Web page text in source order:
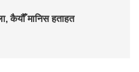
कैयौँ मानिस हताहत